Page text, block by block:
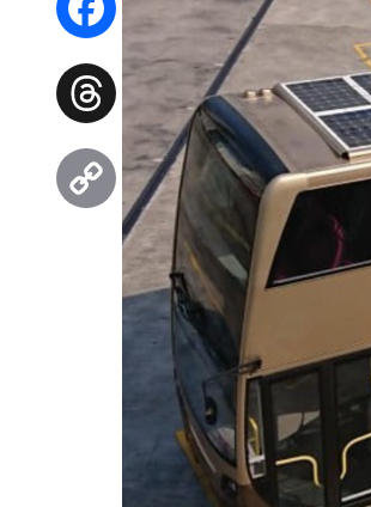
Facebook
Threads
Copy
Link